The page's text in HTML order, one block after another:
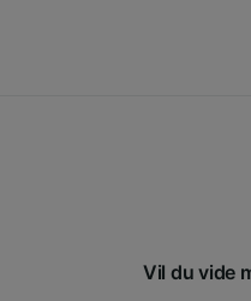
Vil du vide